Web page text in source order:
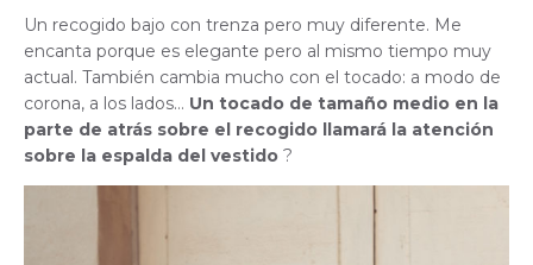
Un recogido bajo con trenza pero muy diferente. Me
encanta porque es elegante pero al mismo tiempo muy
actual. También cambia mucho con el tocado: a modo de
corona, a los lados… Un tocado de tamaño medio en la
parte de atrás sobre el recogido llamará la atención
sobre la espalda del vestido ?